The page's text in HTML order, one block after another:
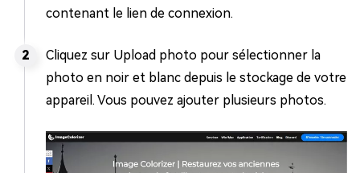
contenant le lien de connexion.
Cliquez sur Upload photo pour sélectionner la
photo en noir et blanc depuis le stockage de votre
appareil. Vous pouvez ajouter plusieurs photos.